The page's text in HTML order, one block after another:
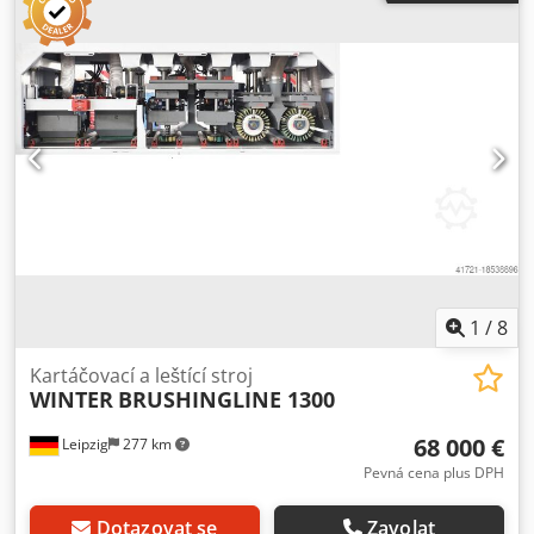
1 /8
Leipzig 277 km
Kartáčovací a leštící stroj
WINTER BRUSHINGLINE 1300
68 000 €
Pevná cena plus DPH
Dotazovat se Zavolat